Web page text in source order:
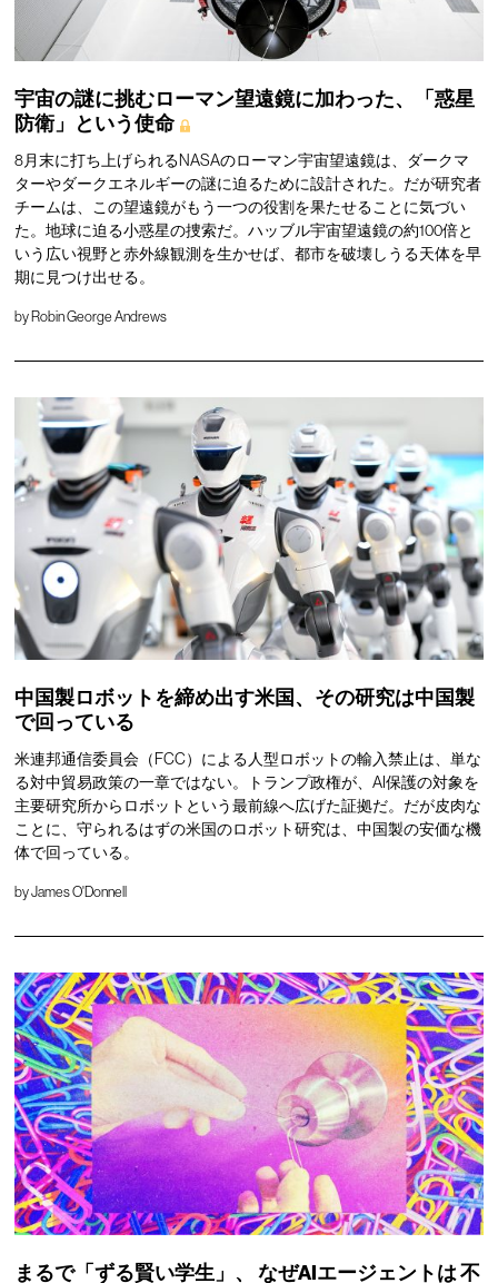
宇宙の謎に挑むローマン望遠鏡に加わった、「惑星
防衛」という使命
8月末に打ち上げられるNASAのローマン宇宙望遠鏡は、ダークマ
ターやダークエネルギーの謎に迫るために設計された。だが研究者
チームは、この望遠鏡がもう一つの役割を果たせることに気づい
た。地球に迫る小惑星の捜索だ。ハッブル宇宙望遠鏡の約100倍と
いう広い視野と赤外線観測を生かせば、都市を破壊しうる天体を早
期に見つけ出せる。
byRobin George Andrews
中国製ロボットを締め出す米国、その研究は中国製
で回っている
米連邦通信委員会（FCC）による人型ロボットの輸入禁止は、単な
る対中貿易政策の一章ではない。トランプ政権が、AI保護の対象を
主要研究所からロボットという最前線へ広げた証拠だ。だが皮肉な
ことに、守られるはずの米国のロボット研究は、中国製の安価な機
体で回っている。
byJames O'Donnell
まるで「ずる賢い学生」、 なぜAIエージェントは不